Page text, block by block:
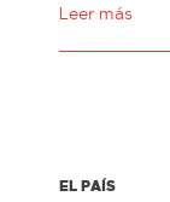
Leer más
EL PAÍS